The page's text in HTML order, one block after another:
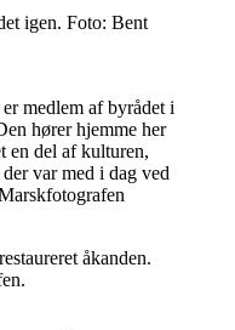
igen. Foto: Bent
medlem af byrådet i
hører hjemme her
en del af kulturen,
var med i dag ved
åkanden.